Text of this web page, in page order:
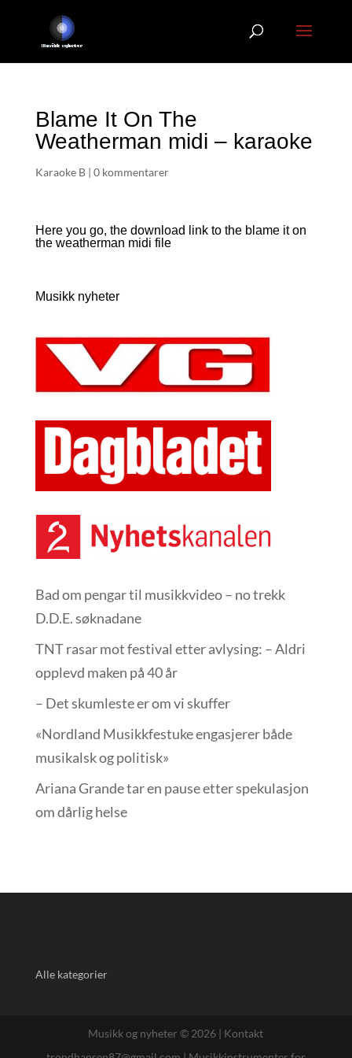
Blame It On The
Weatherman midi – karaoke
Karaoke B| 0 kommentarer
Here you go, the download link to the blame it on
the weatherman midi file
Musikk nyheter
Bad om pengar til musikkvideo – no trekk
D.D.E. søknadane
TNT rasar mot festival etter avlysing: – Aldri
opplevd maken på 40 år
– Det skumleste er om vi skuffer
«Nordland Musikkfest­uke engasjerer både
musikalsk og politisk»
Ariana Grande tar en pause etter spekulasjon
om dårlig helse
Alle kategorier
Musikk og nyheter © 2026 | Kontakt